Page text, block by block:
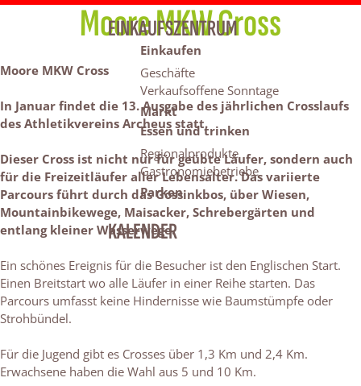
EINKAUFSZENTRUM
Einkaufen
Geschäfte
Verkaufsoffene Sonntage
Markt
Essen und trinken
Regionalprodukte
Gastronomiebetriebe
Parken
KALENDER
Moore MKW Cross
Moore MKW Cross
In Januar findet die 13. Ausgabe des jährlichen Crosslaufs
des Athletikvereins Archeus statt.
Dieser Cross ist nicht nur für geübte Läufer, sondern auch
für die Freizeitläufer aller Lebensalter. Das variierte
Parcours führt durch das Gossinkbos, über Wiesen,
Mountainbikewege, Maisacker, Schrebergärten und
entlang kleiner Wasserwege.
Ein schönes Ereignis für die Besucher ist den Englischen Start.
Einen Breitstart wo alle Läufer in einer Reihe starten. Das
Parcours umfasst keine Hindernisse wie Baumstümpfe oder
Strohbündel.
Für die Jugend gibt es Crosses über 1,3 Km und 2,4 Km.
Erwachsene haben die Wahl aus 5 und 10 Km.